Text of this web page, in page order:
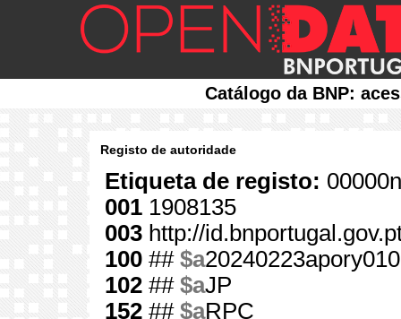
Catálogo da BNP:
Registo de autoridade
Etiqueta de registo:
001 1908135
003 http://
100 ## $a
102 ## $aJP
152 ## $aRPC